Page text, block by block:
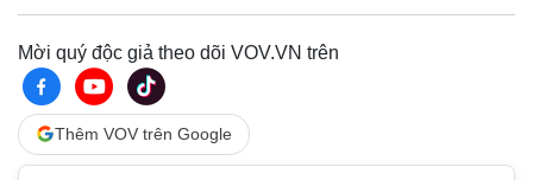
Mời quý độc giả theo dõi VOV.VN trên
Thêm VOV trên Google